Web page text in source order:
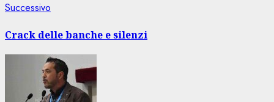
Successivo
Crack delle banche e silenzi